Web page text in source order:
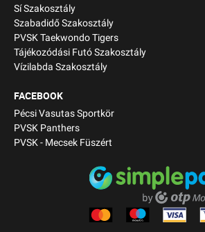
Sí Szakosztály
Szabadidő Szakosztály
PVSK Taekwondo Tigers
Tájékozódási Futó Szakosztály
Vízilabda Szakosztály
FACEBOOK
Pécsi Vasutas Sportkör
PVSK Panthers
PVSK - Mecsek Füszért